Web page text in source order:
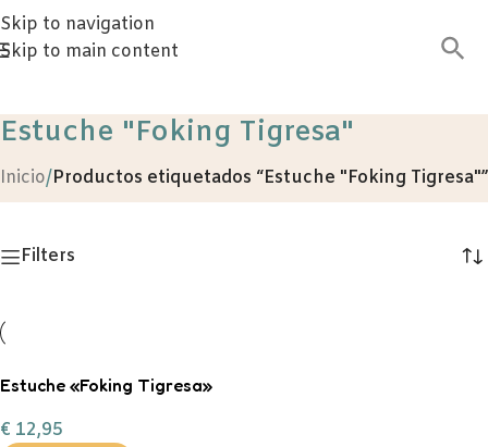
Skip to navigation
Skip to main content
Estuche "Foking Tigresa"
Inicio/Productos etiquetados “Estuche "Foking Tigresa"”
Filters
Estuche «Foking Tigresa»
€ 12,95